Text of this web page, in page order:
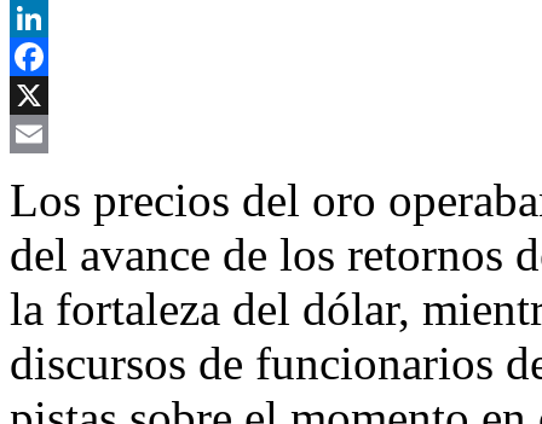
LinkedIn
Facebook
X
Los precios del oro
del avance de los retornos
la fortaleza del dólar,
discursos de funcionarios